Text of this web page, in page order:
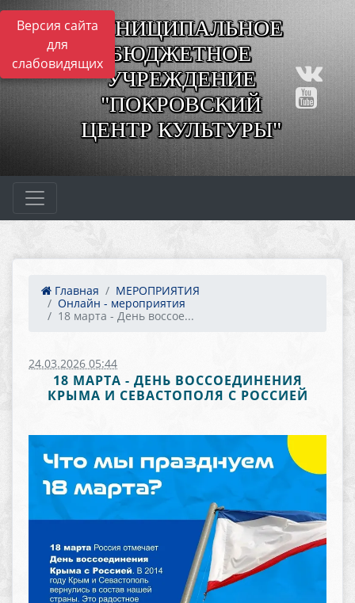
Версия сайта
для
слабовидящих
МУНИЦИПАЛЬНОЕ
БЮДЖЕТНОЕ
УЧРЕЖДЕНИЕ
"ПОКРОВСКИЙ
ЦЕНТР КУЛЬТУРЫ"
Главная
МЕРОПРИЯТИЯ
Онлайн - мероприятия
18 марта - День воссое...
24.03.2026 05:44
18 МАРТА - ДЕНЬ ВОССОЕДИНЕНИЯ
КРЫМА И СЕВАСТОПОЛЯ С РОССИЕЙ